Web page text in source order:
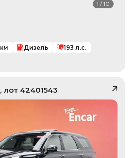
1 /10
км Дизель 193 л.с.
, лот 42401543